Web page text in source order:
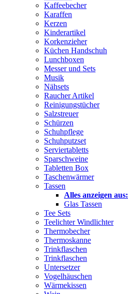
Kaffeebecher
Karaffen
Kerzen
Kinderartikel
Korkenzieher
Küchen Handschuh
Lunchboxen
Messer und Sets
Musik
Nähsets
Raucher Artikel
Reinigungstücher
Salzstreuer
Schürzen
Schuhpflege
Schuhputzset
Serviertabletts
Sparschweine
Tabletten Box
Taschenwärmer
Tassen
Alles anzeigen aus:
Glas Tassen
Tee Sets
Teelichter Windlichter
Thermobecher
Thermoskanne
Trinkflaschen
Trinkflaschen
Untersetzer
Vogelhäuschen
Wärmekissen